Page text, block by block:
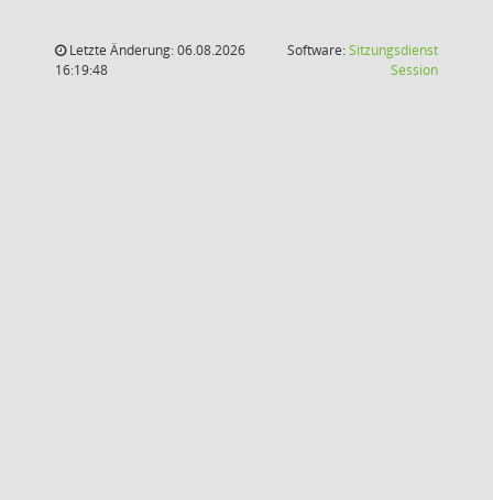
Letzte Änderung: 06.08.2026
16:19:48
Software:Sitzungsdienst
Session(Wird in